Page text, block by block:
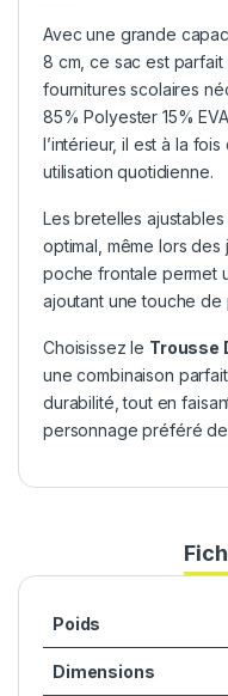
Avec une grande
8 cm, ce sac est
fournitures scolaires
85% Polyester 15%
l’intérieur, il est à la
utilisation quotidienne.
Les bretelles
optimal, même lors
poche frontale permet
ajoutant une touche
Choisissez le Trousse
une combinaison
durabilité, tout en
personnage préféré de
Poids
Dimensions